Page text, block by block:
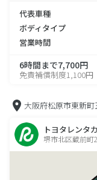
代表車種
ボディタイプ
営業時間
6時間まで7,700円
免責補償制度1,100円
大阪府松原市東新町
トヨタレンタ
堺市北区蔵前町